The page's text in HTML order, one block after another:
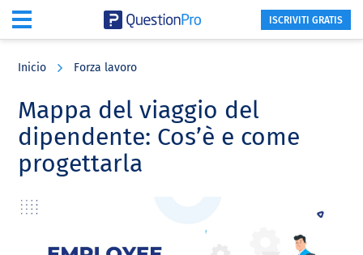
content
sidebar
ISCRIVITI GRATIS
Inicio Forza lavoro
Mappa del viaggio del
dipendente: Cos’è e come
progettarla